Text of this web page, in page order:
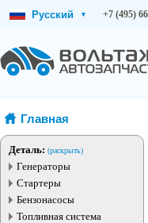
Русский ▾ +7 (495)
Главная
Деталь: (раскрыть)
Генераторы
Стартеры
Бензонасосы
Топливная система